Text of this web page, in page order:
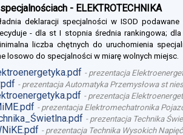
- ELEKTROTECHNIKA
deklaracji specjalności w ISOD
- dla st I stopnia średnia rankingowa;
liczba chętnych do uruchomienia
losowo do specjalności w miarę wolnych miejsc.
- prezentacja
- prezentacja Automatyka Przemysłowa st
- prezentacja
- prezentacja Elektromechatronika
- prezentacja Technika
- prezentacja Technika Wysokich